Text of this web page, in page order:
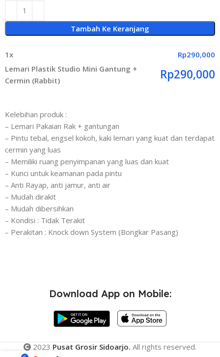
Tambah Ke Keranjang
1x Rp290,000
Lemari Plastik Studio Mini Gantung +
Cermin (Rabbit)
Rp290,000
Kelebihan produk :
– Lemari Pakaian Rak + gantungan
– Pintu tebal, engsel kokoh, kaki lemari yang kuat dan terdapat
cermin yang luas
– Memiliki ruang penyimpanan yang luas dan kuat
– Kunci untuk keamanan pada pintu
– Anti Rayap, anti jamur, anti air
– Mudah dirakit
– Mudah dibersihkan
– Kondisi : Tidak Terakit
– Perakitan : Knock down System (Bongkar Pasang)
Download App on Mobile:
2023 Pusat Grosir Sidoarjo. All rights reserved.